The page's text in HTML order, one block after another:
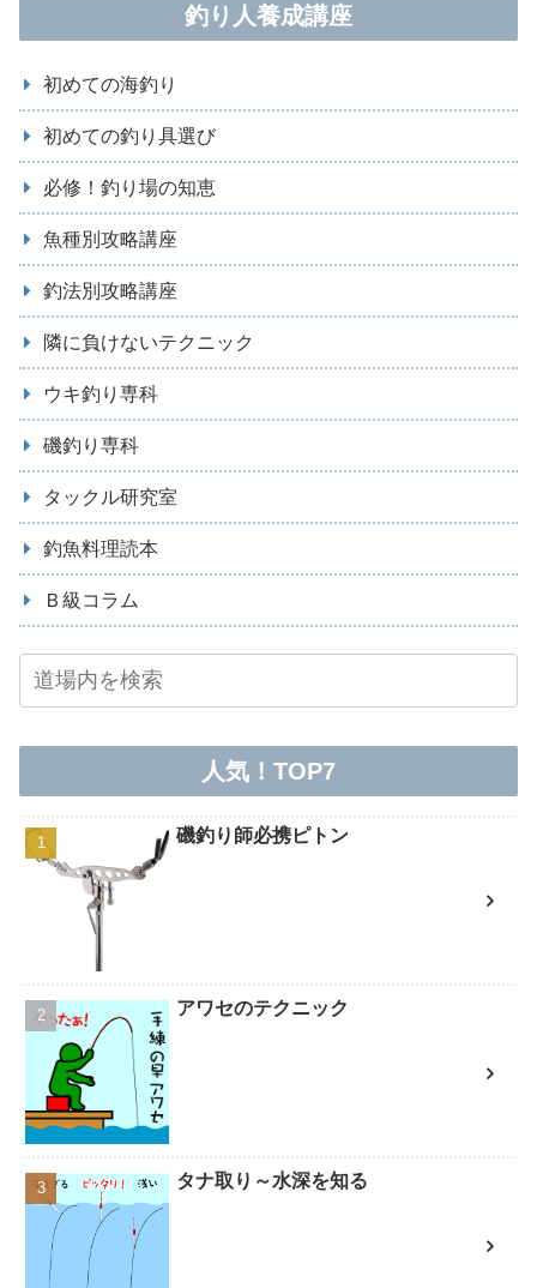
釣り人養成講座
初めての海釣り
初めての釣り具選び
必修！釣り場の知恵
魚種別攻略講座
釣法別攻略講座
隣に負けないテクニック
ウキ釣り専科
磯釣り専科
タックル研究室
釣魚料理読本
Ｂ級コラム
人気！TOP7
磯釣り師必携ピトン
アワセのテクニック
タナ取り～水深を知る